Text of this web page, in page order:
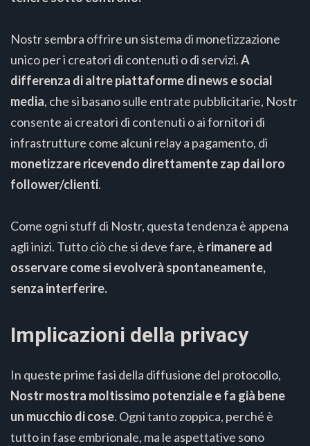
Nostr sembra offrire un sistema di monetizzazione
unico per i creatori di contenuti o di servizi.A
differenza di altre piattaforme di news e social
media, che si basano sulle entrate pubblicitarie, Nostr
consente ai creatori di contenuti o ai fornitori di
infrastrutture come alcuni relay a pagamento, di
monetizzare ricevendo direttamente zap dai loro
follower/clienti.
Come ogni stuff di Nostr, questa tendenza è appena
agli inizi. Tutto ciò che si deve fare, è rimanere ad
osservare come si evolverà spontaneamente,
senza interferire.
Implicazioni della privacy
In queste prime fasi della diffusione del protocollo,
Nostr mostra moltissimo potenziale e fa già bene
un mucchio di cose. Ogni tanto zoppica, perché è
tutto in fase embrionale, ma le aspettative sono